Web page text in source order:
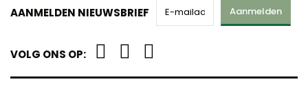
AANMELDEN NIEUWSBRIEF Aanmelden
VOLG ONS OP: